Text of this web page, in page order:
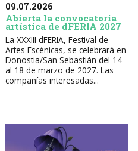
09.07.2026
Abierta la convocatoria
artística de dFERIA 2027
La XXXIII dFERIA, Festival de
Artes Escénicas, se celebrará en
Donostia/San Sebastián del 14
al 18 de marzo de 2027. Las
compañías interesadas...